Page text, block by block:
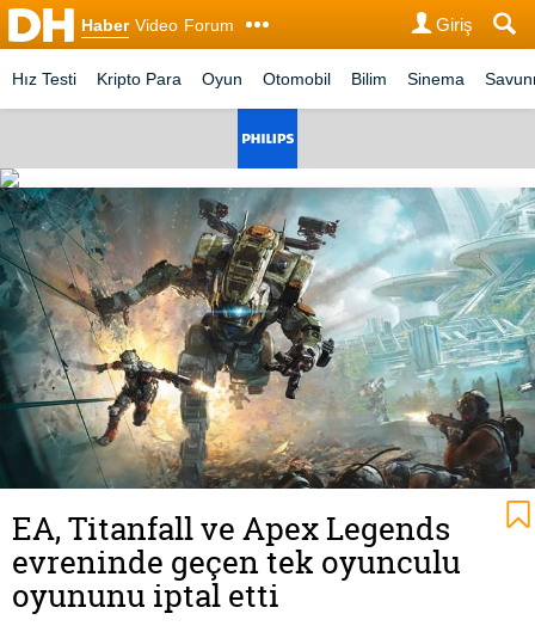
Haber Video Forum Giriş
Hız Testi Kripto Para Oyun Otomobil Bilim Sinema
EA, Titanfall ve Apex Legends
evreninde geçen tek oyunculu
oyununu iptal etti